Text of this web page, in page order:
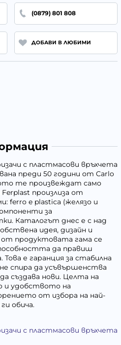
(0879) 801 808
ДОБАВИ В ЛЮБИМИ
с пластмасови връхчета
преди 50 години от Carlo
те произвеждат само
произлиза от
ferro e plastica (желязо и
за
Каталогът днес е с над
идея, дизайн и
от продуктовата гама се
да правиш
е гаранция за стабилна
спира да усъвършенства
създава нови. Целта на
и удобството на
от избора на най-
обича.
с пластмасови връхчета